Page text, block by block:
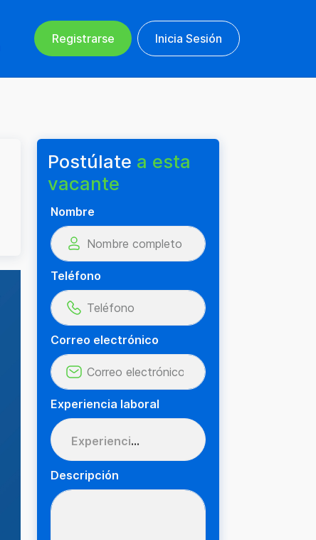
Registrarse Inicia Sesión
Postúlate a esta
vacante
Nombre
Teléfono
Correo electrónico
Experiencia laboral
Experiencia Laboral
Descripción